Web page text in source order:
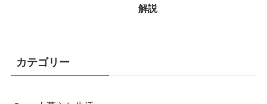
解説
カテゴリー